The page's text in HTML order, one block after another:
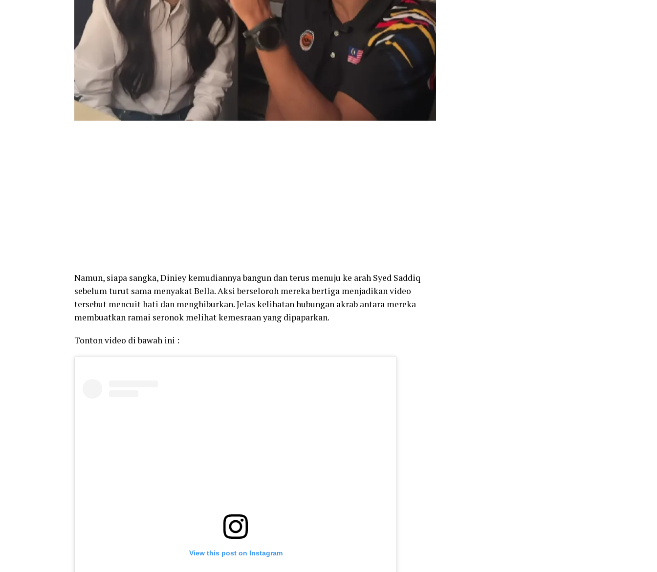
Namun, siapa sangka, Diniey kemudiannya bangun dan terus menuju ke arah Syed Saddiq
sebelum turut sama menyakat Bella. Aksi berseloroh mereka bertiga menjadikan video
tersebut mencuit hati dan menghiburkan. Jelas kelihatan hubungan akrab antara mereka
membuatkan ramai seronok melihat kemesraan yang dipaparkan.
Tonton video di bawah ini :
View this post on Instagram